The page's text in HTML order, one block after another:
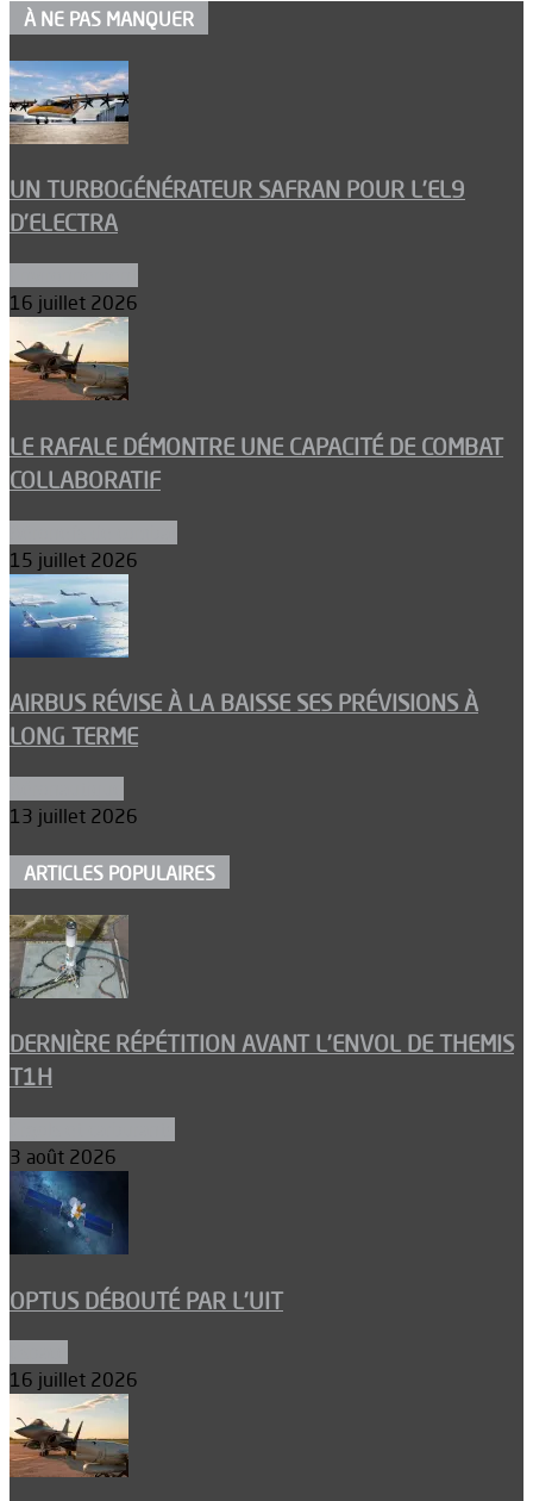
À NE PAS MANQUER
UN TURBOGÉNÉRATEUR SAFRAN POUR L’EL9
D’ELECTRA
16 juillet 2026
LE RAFALE DÉMONTRE UNE CAPACITÉ DE COMBAT
COLLABORATIF
15 juillet 2026
AIRBUS RÉVISE À LA BAISSE SES PRÉVISIONS À
LONG TERME
13 juillet 2026
ARTICLES POPULAIRES
DERNIÈRE RÉPÉTITION AVANT L’ENVOL DE THEMIS
T1H
3 août 2026
OPTUS DÉBOUTÉ PAR L’UIT
16 juillet 2026